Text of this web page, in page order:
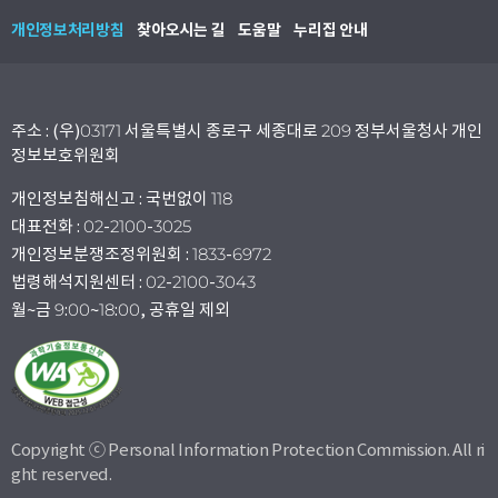
개인정보처리방침 찾아오시는 길 도움말 누리집 안내
주소 : (우)03171 서울특별시 종로구 세종대로 209 정부서울청사 개인
정보보호위원회
개인정보침해신고 : 국번없이 118
대표전화 : 02-2100-3025
개인정보분쟁조정위원회 : 1833-6972
법령해석지원센터 : 02-2100-3043
월~금 9:00~18:00, 공휴일 제외
Copyright ⓒ Personal Information Protection Commission. All ri
ght reserved.